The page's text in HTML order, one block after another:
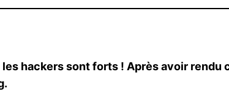
hackers sont forts ! Après avoir rendu